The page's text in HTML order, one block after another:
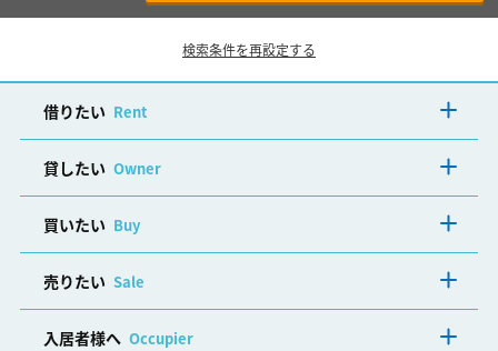
検索条件を再設定する
借りたい Rent
貸したい Owner
買いたい Buy
売りたい Sale
入居者様へ Occupier